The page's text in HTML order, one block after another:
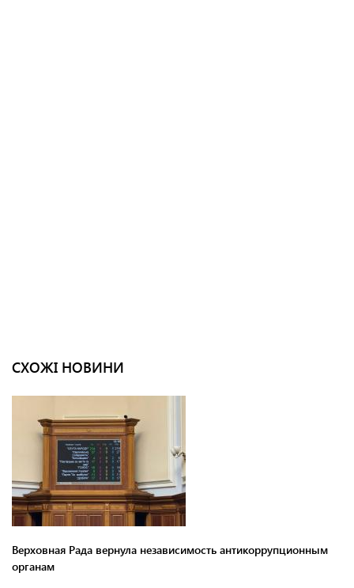
СХОЖІ НОВИНИ
Верховная Рада вернула независимость антикоррупционным
органам